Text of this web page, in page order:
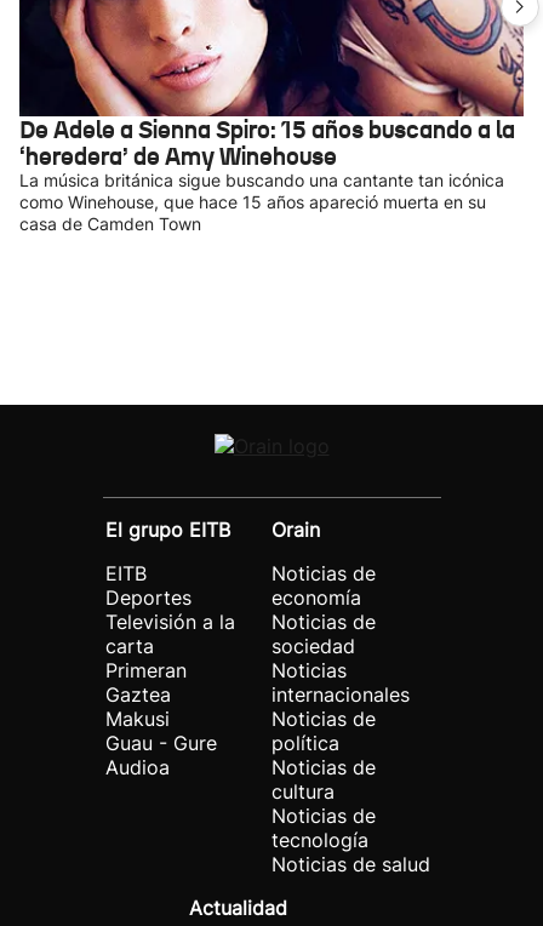
De Adele a Sienna Spiro: 15 años buscando a la
‘heredera’ de Amy Winehouse
La música británica sigue buscando una cantante tan icónica
como Winehouse, que hace 15 años apareció muerta en su
casa de Camden Town
El grupo EITB
EITB
Deportes
Televisión a la
carta
Primeran
Gaztea
Makusi
Guau - Gure
Audioa
Orain
Noticias de
economía
Noticias de
sociedad
Noticias
internacionales
Noticias de
política
Noticias de
cultura
Noticias de
tecnología
Noticias de salud
Actualidad